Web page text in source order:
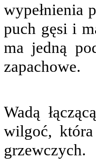
wypełnienia
puch gęsi i
ma jedną
zapachowe.
Wadą
wilgoć, która
grzewczych.